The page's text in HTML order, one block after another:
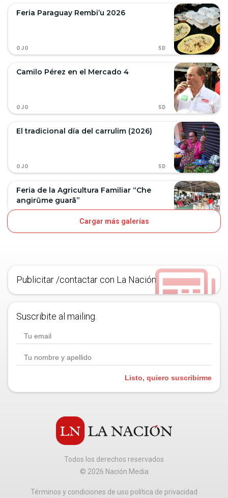
Feria Paraguay Rembi’u 2026
OJO 5D
Camilo Pérez en el Mercado 4
OJO 5D
El tradicional día del carrulim (2026)
OJO 5D
Feria de la Agricultura Familiar “Che
angirũme guarã”
Cargar más galerías
Publicitar /contactar con La Nación
Suscribite al mailing.
Listo, quiero suscribirme
Todos los derechos reservados
© 2026 Nación Media
Términos y condiciones de uso política de privacidad